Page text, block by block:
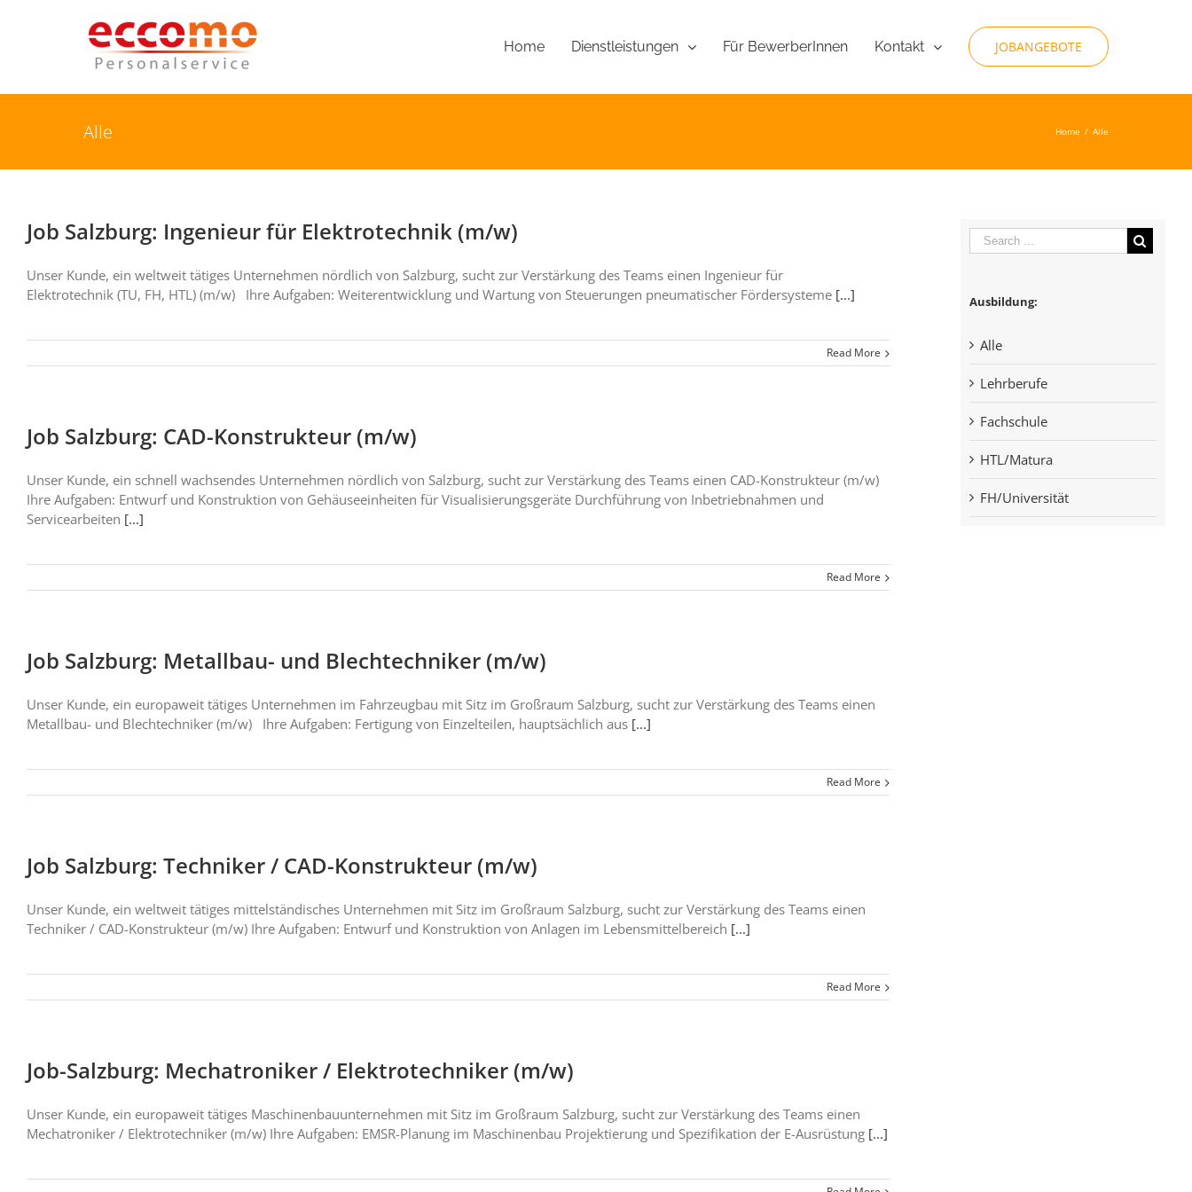
Home Dienstleistungen Für BewerberInnen Kontakt JOBANGEBOTE
Alle Home / Alle
Job Salzburg: Ingenieur für Elektrotechnik (m/w)
Unser Kunde, ein weltweit tätiges Unternehmen nördlich von Salzburg, sucht zur Verstärkung des Teams einen Ingenieur für
Elektrotechnik (TU, FH, HTL) (m/w) Ihre Aufgaben: Weiterentwicklung und Wartung von Steuerungen pneumatischer Fördersysteme [...]
Read More
Job Salzburg: CAD-Konstrukteur (m/w)
Unser Kunde, ein schnell wachsendes Unternehmen nördlich von Salzburg, sucht zur Verstärkung des Teams einen CAD-Konstrukteur (m/w)
Ihre Aufgaben: Entwurf und Konstruktion von Gehäuseeinheiten für Visualisierungsgeräte Durchführung von Inbetriebnahmen und
Servicearbeiten [...]
Read More
Job Salzburg: Metallbau- und Blechtechniker (m/w)
Unser Kunde, ein europaweit tätiges Unternehmen im Fahrzeugbau mit Sitz im Großraum Salzburg, sucht zur Verstärkung des Teams einen
Metallbau- und Blechtechniker (m/w) Ihre Aufgaben: Fertigung von Einzelteilen, hauptsächlich aus [...]
Read More
Job Salzburg: Techniker / CAD-Konstrukteur (m/w)
Unser Kunde, ein weltweit tätiges mittelständisches Unternehmen mit Sitz im Großraum Salzburg, sucht zur Verstärkung des Teams einen
Techniker / CAD-Konstrukteur (m/w) Ihre Aufgaben: Entwurf und Konstruktion von Anlagen im Lebensmittelbereich [...]
Read More
Job-Salzburg: Mechatroniker / Elektrotechniker (m/w)
Unser Kunde, ein europaweit tätiges Maschinenbauunternehmen mit Sitz im Großraum Salzburg, sucht zur Verstärkung des Teams einen
Mechatroniker / Elektrotechniker (m/w) Ihre Aufgaben: EMSR-Planung im Maschinenbau Projektierung und Spezifikation der E-Ausrüstung [...]
Ausbildung:
Alle
Lehrberufe
Fachschule
HTL/Matura
FH/Universität